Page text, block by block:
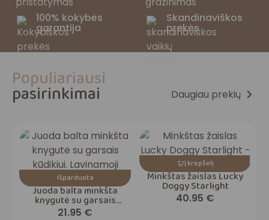
100% kokybės
garantija
Skandinaviškos
prekės
Populiariausi
pasirinkimai Daugiau prekių
Išparduota
Juoda balta minkšta
knygutė su garsais
kūdikiui
21.95 €
Į krepšelį
Minkštas žaislas Lucky
Doggy Starlight
40.95 €